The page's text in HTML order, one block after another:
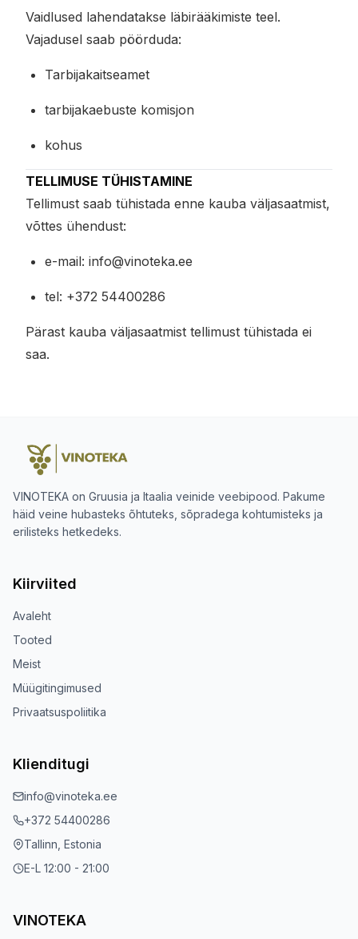
Vaidlused lahendatakse läbirääkimiste teel.
Vajadusel saab pöörduda:
Tarbijakaitseamet
tarbijakaebuste komisjon
kohus
TELLIMUSE TÜHISTAMINE
Tellimust saab tühistada enne kauba väljasaatmist,
võttes ühendust:
e-mail: info@vinoteka.ee
tel: +372 54400286
Pärast kauba väljasaatmist tellimust tühistada ei
saa.
VINOTEKA on Gruusia ja Itaalia veinide veebipood. Pakume
häid veine hubasteks õhtuteks, sõpradega kohtumisteks ja
erilisteks hetkedeks.
Kiirviited
Avaleht
Tooted
Meist
Müügitingimused
Privaatsuspoliitika
Klienditugi
info@vinoteka.ee
+372 54400286
Tallinn, Estonia
E-L 12:00 - 21:00
VINOTEKA